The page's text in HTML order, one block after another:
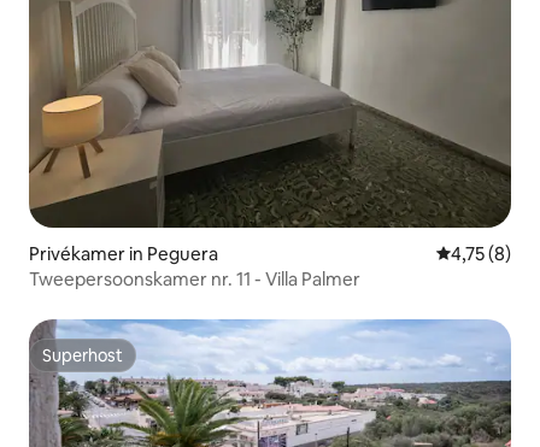
Privékamer in Peguera
4,75 (8)
Tweepersoonskamer nr. 11 - Villa Palmer
Superhost
Superhost